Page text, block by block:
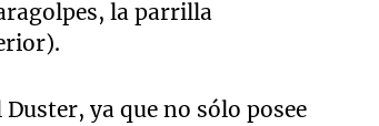
la parrilla
ya que no sólo posee